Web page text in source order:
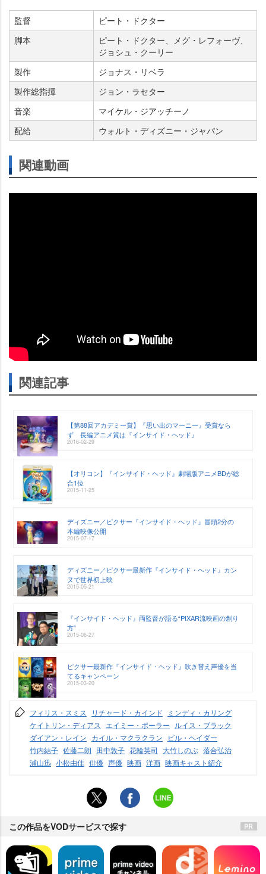
監督
ピート・ドクター
脚本
ピート・ドクター、メグ・レフォーヴ、
ジョシュ・クーリー
製作
ジョナス・リベラ
製作総指揮
ジョン・ラセター
音楽
マイケル・ジアッチーノ
配給
ウォルト・ディズニー・ジャパン
関連動画
関連記事
【第88回アカデミー賞】『思い出のマーニー』受賞なら
ず 長編アニメ賞は『インサイド・ヘッド』
2016-02-29
【オリコン】『インサイド・ヘッド』劇場版アニメBDが総
合1位
2015-11-25
ディズニー／ピクサー『インサイド・ヘッド』冒頭2分の
本編映像公開
2015-07-17
ディズニー／ピクサー最新作『インサイド・ヘッド』カン
ヌで世界初上映
2015-05-21
『インサイド・ヘッド』両監督が語る“PIXAR流映画の創り
方”
2015-06-27
ピクサー最新作『インサイド・ヘッド』吹き替え声優を当
てるキャンペーン
2015-03-20
フィリス・スミス リチャード・カインド
ミンディ・カリング
ケイトリン・ディアス
エイミー・ポーラー
ルイス・ブラック
ダイアン・レイン カイル・マクラクラン
ビル・ヘイダー
竹内結子 佐藤二朗 田中敦子 花輪英司 大竹しのぶ 落合弘治
浦山迅 小松由佳 俳優 声優 映画 洋画 映画キャスト紹介
この作品をVODサービスで探す